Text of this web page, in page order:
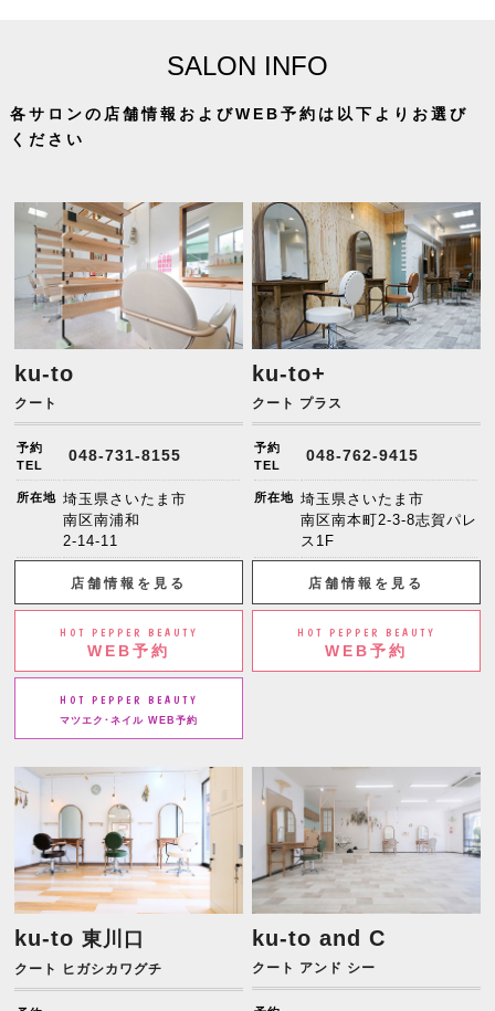
SALON INFO
各サロンの店舗情報およびWEB予約は以下よりお選び
ください
ku-to
クート
予約
TEL
048-731-8155
所在地 埼玉県さいたま市
南区南浦和
2-14-11
店舗情報を見る
HOT PEPPER BEAUTY
WEB予約
HOT PEPPER BEAUTY
マツエク･ネイル WEB予約
ku-to+
クート プラス
予約
TEL
048-762-9415
所在地 埼玉県さいたま市
南区南本町2-3-8志賀パレ
ス1F
店舗情報を見る
HOT PEPPER BEAUTY
WEB予約
ku-to東川口
クート ヒガシカワグチ
ku-to and C
クート アンド シー